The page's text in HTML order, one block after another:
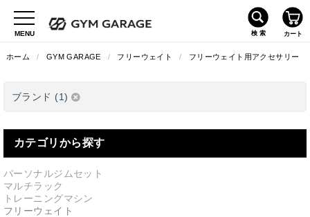
ホーム / GYM GARAGE / フリーウェイト / フリーウェイト用アクセサリー
ブランド (1)
カテゴリから探す
パーソナルジムセット
マルチラック
トレーニングマシン
フリーウェイト